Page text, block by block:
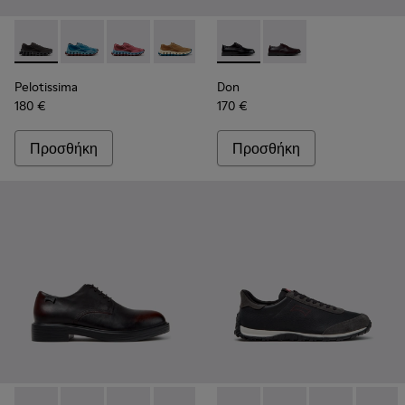
Pelotissima - K101109-006 - Μαύρα αθλητικά παπούτσια από
Pelotissima - K101109-011 - Μπλε αθλητικά
Pelotissima - K101109-010
Pelotissima - K101109-007 - Καφέ
Pelotissima
180 €
Προσθήκη
Don - K101140-001 - Μαύρα
Don - K101140-003
Don
170 €
Προσθήκη